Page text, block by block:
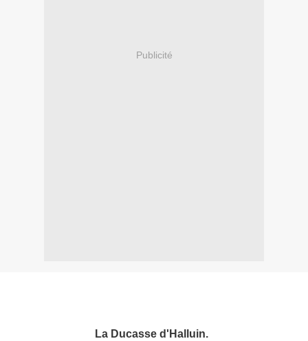
Publicité
La Ducasse d'Halluin.